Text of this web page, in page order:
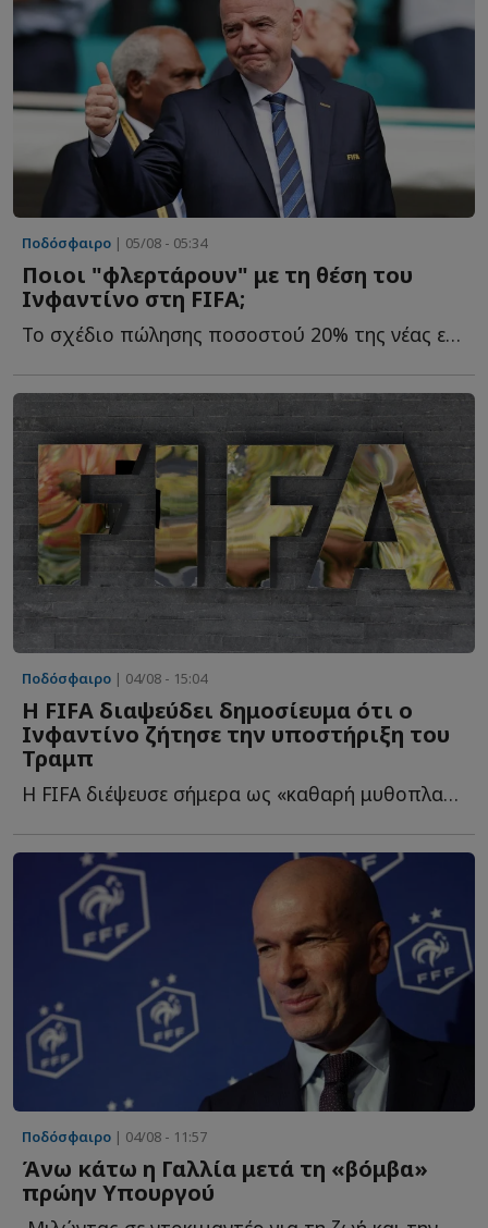
Ποδόσφαιρο | 05/08 - 05:34
Ποιοι "φλερτάρουν" με τη θέση του
Ινφαντίνο στη FIFA;
Το σχέδιο πώλησης ποσοστού 20% της νέας εμπορικής εταιρείας τ...
Ποδόσφαιρο | 04/08 - 15:04
Η FIFA διαψεύδει δημοσίευμα ότι ο
Ινφαντίνο ζήτησε την υποστήριξη του
Τραμπ
Η FIFA διέψευσε σήμερα ως «καθαρή μυθοπλασία» δημοσίευμα ό...
Ποδόσφαιρο | 04/08 - 11:57
Άνω κάτω η Γαλλία μετά τη «βόμβα»
πρώην Υπουργού